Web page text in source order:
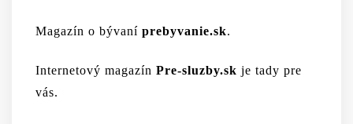
Magazín o bývaní prebyvanie.sk.
Internetový magazín Pre-sluzby.sk je tady pre
vás.